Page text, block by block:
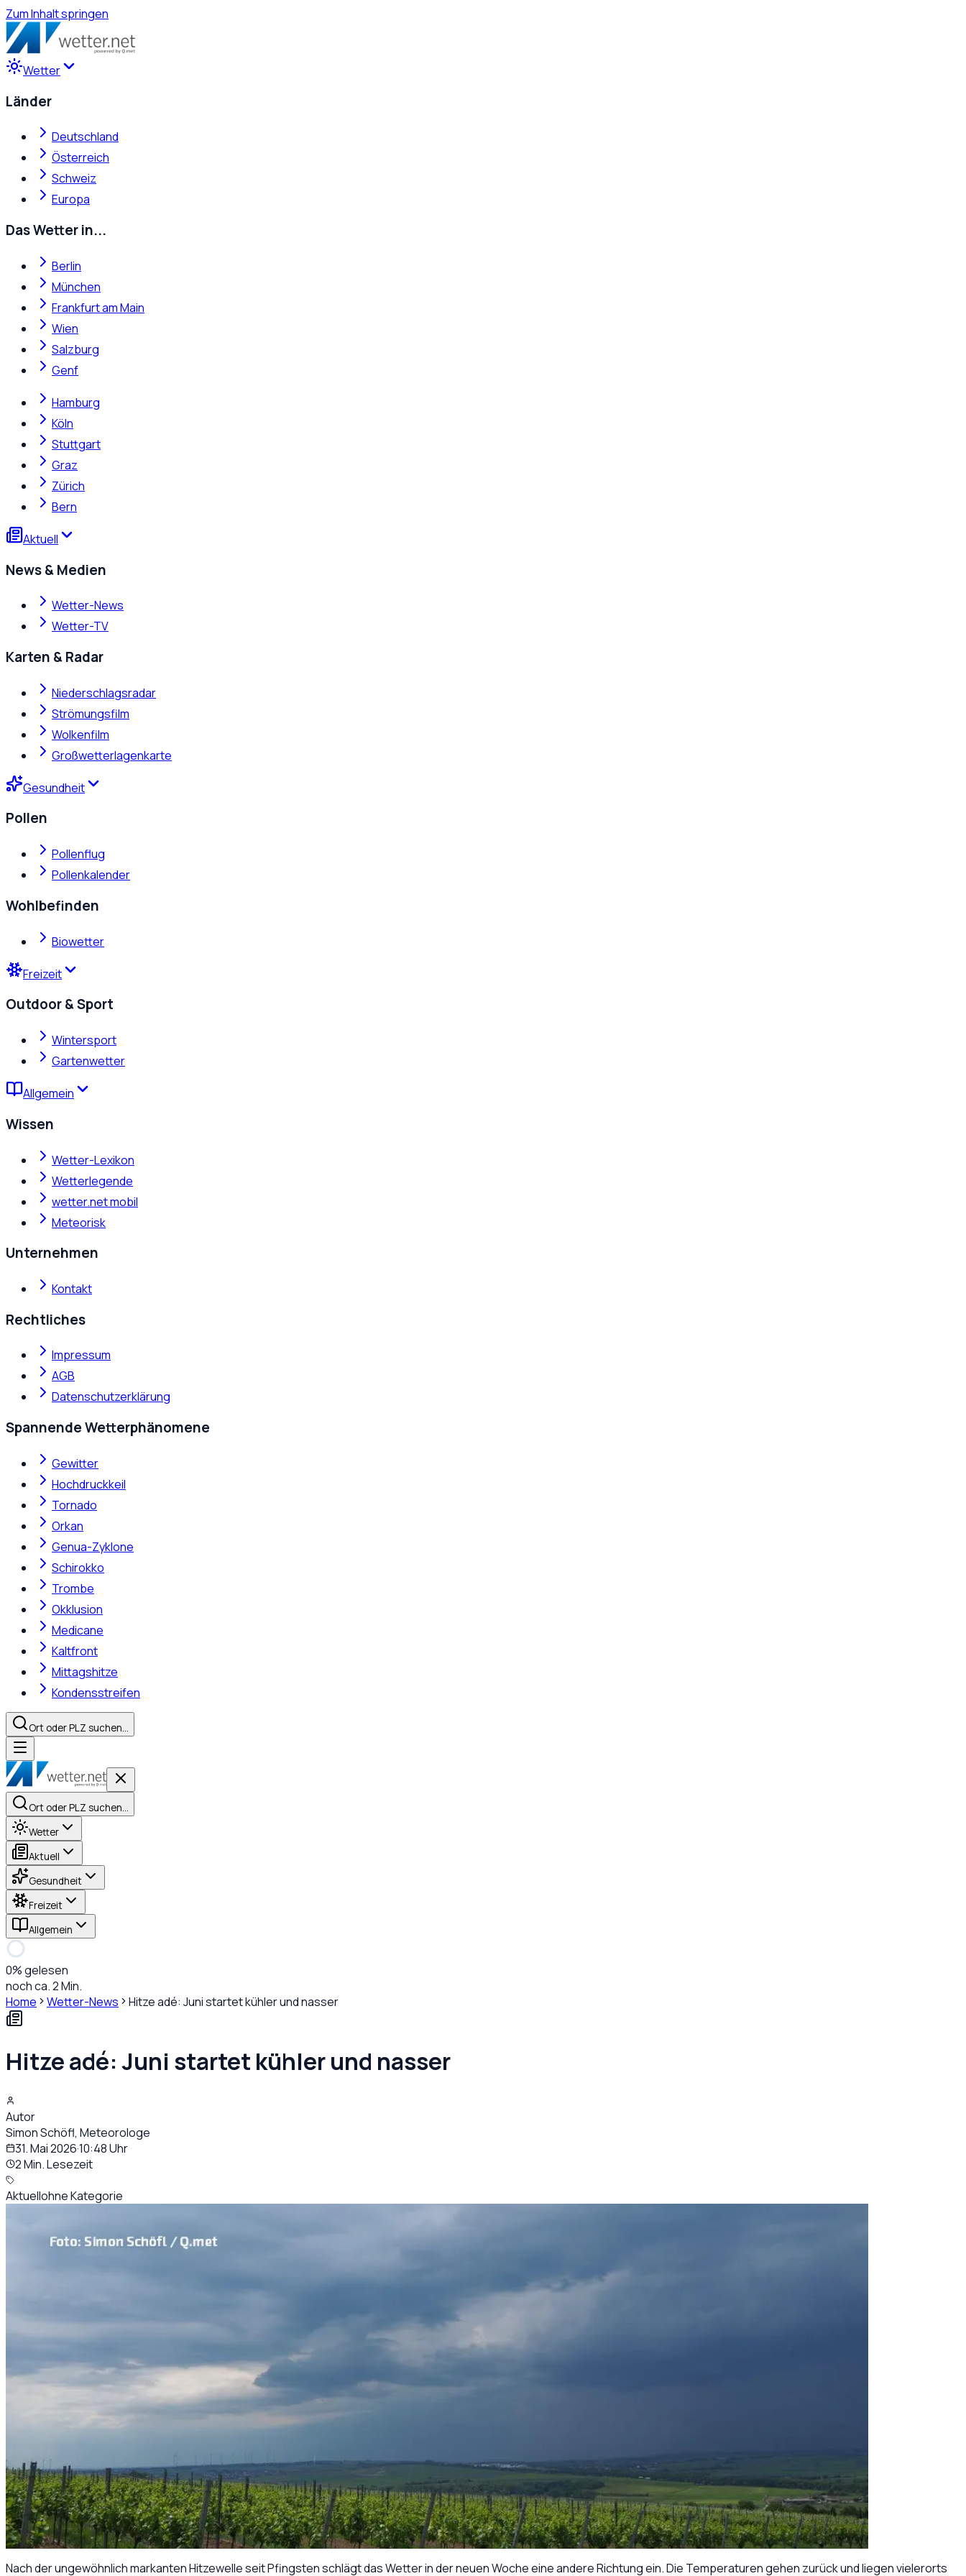
Zum Inhalt springen
Wetter
Länder
Deutschland
Österreich
Schweiz
Europa
Das Wetter in...
Berlin
München
Frankfurt am Main
Wien
Salzburg
Genf
Hamburg
Köln
Stuttgart
Graz
Zürich
Bern
Aktuell
News & Medien
Wetter-News
Wetter-TV
Karten & Radar
Niederschlagsradar
Strömungsfilm
Wolkenfilm
Großwetterlagenkarte
Gesundheit
Pollen
Pollenflug
Pollenkalender
Wohlbefinden
Biowetter
Freizeit
Outdoor & Sport
Wintersport
Gartenwetter
Allgemein
Wissen
Wetter-Lexikon
Wetterlegende
wetter.net mobil
Meteorisk
Unternehmen
Kontakt
Rechtliches
Impressum
AGB
Datenschutzerklärung
Spannende Wetterphänomene
Gewitter
Hochdruckkeil
Tornado
Orkan
Genua-Zyklone
Schirokko
Trombe
Okklusion
Medicane
Kaltfront
Mittagshitze
Kondensstreifen
Ort oder PLZ suchen…
Ort oder PLZ suchen…
Wetter
Aktuell
Gesundheit
Freizeit
Allgemein
0% gelesen
noch ca. 2 Min.
Home
Wetter-News Hitze adé: Juni startet kühler und nasser
Hitze adé: Juni startet kühler und nasser
Autor
Simon Schöfl, Meteorologe
31. Mai 2026·10:48Uhr
2 Min. Lesezeit
Aktuellohne Kategorie
Nach der ungewöhnlich markanten Hitzewelle seit Pfingsten schlägt das Wetter in der neuen Woche eine andere Richtung ein. Die Temperaturen gehen zurück und liegen vielerorts